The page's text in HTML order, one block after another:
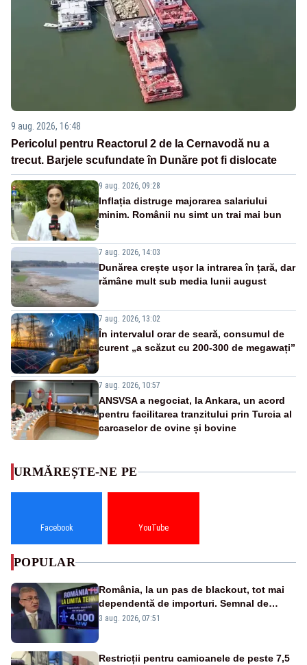
9 aug. 2026, 16:48
Pericolul pentru Reactorul 2 de la Cernavodă nu a
trecut. Barjele scufundate în Dunăre pot fi dislocate
9 aug. 2026, 09:28
Inflația distruge majorarea salariului
minim. Românii nu simt un trai mai bun
7 aug. 2026, 14:03
Dunărea crește ușor la intrarea în țară, dar
rămâne mult sub media lunii august
7 aug. 2026, 13:02
În intervalul orar de seară, consumul de
curent „a scăzut cu 200-300 de megawați”
7 aug. 2026, 10:57
ANSVSA a negociat, la Ankara, un acord
pentru facilitarea tranzitului prin Turcia al
carcaselor de ovine și bovine
URMĂREȘTE-NE PE
Facebook YouTube
POPULAR
România, la un pas de blackout, tot mai
dependentă de importuri. Semnal de
alarmă tras de un expert în energie
3 aug. 2026, 07:51
Restricții pentru camioanele de peste 7,5